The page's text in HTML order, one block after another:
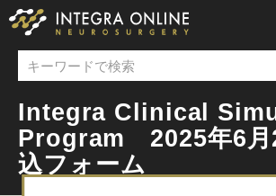
Integra Clinical
Program 2025年6
込フォーム